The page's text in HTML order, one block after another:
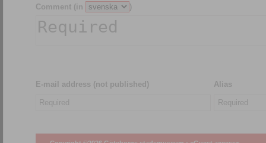
Comment (in )
E-mail address (not published) Alias